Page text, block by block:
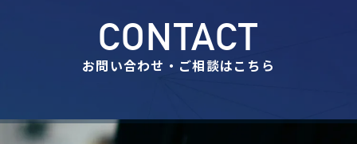
CONTACT
お問い合わせ・ご相談はこちら